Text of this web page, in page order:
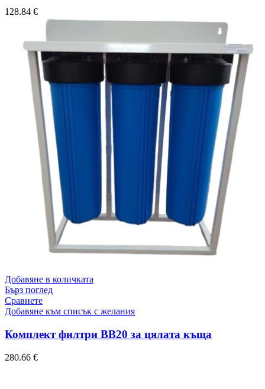
128.84 €
Добавяне в количката
Бърз поглед
Сравнете
Добавяне към списък с желания
Комплект филтри ВВ20 за цялата къща
280.66 €